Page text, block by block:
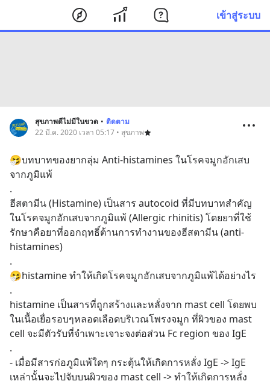
เข้าสู่ระบบ
สุขภาพดีไม่มีในขวด • ติดตาม
22 มี.ค. 2020 เวลา 05:17 • สุขภาพ
🤧บทบาทของยากลุ่ม Anti-histamines ในโรคจมูกอักเสบ
จากภูมิแพ้
.
ฮีสตามีน (Histamine) เป็นสาร autocoid ที่มีบทบาทสำคัญ
ในโรคจมูกอักเสบจากภูมิแพ้ (Allergic rhinitis) โดยยาที่ใช้
รักษาคือยาที่ออกฤทธิ์ต้านการทำงานของฮีสตามีน (anti-
histamines)
.
🤧histamine ทำให้เกิดโรคจมูกอักเสบจากภูมิแพ้ได้อย่างไร
.
histamine เป็นสารที่ถูกสร้างและหลั่งจาก mast cell โดยพบ
ในเนื้อเยื่อรอบๆหลอดเลือดบริเวณโพรงจมูก ที่ผิวของ mast
cell จะมีตัวรับที่จำเพาะเจาะจงต่อส่วน Fc region ของ IgE
.
- เมื่อมีสารก่อภูมิแพ้ใดๆ กระตุ้นให้เกิดการหลั่ง IgE -> IgE
เหล่านั้นจะไปจับบนผิวของ mast cell -> ทำให้เกิดการหลั่ง